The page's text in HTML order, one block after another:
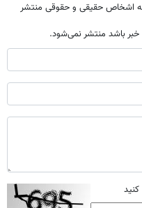
اشخاص حقیقی و حقوقی منتشر
خبر باشد منتشر نمی‌شود.